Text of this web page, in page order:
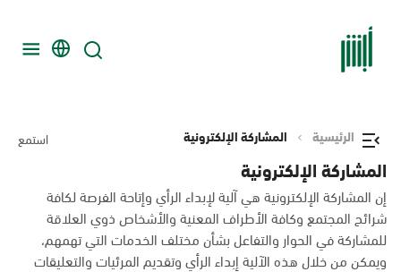
الرئيسية المشاركة الإلكترونية استمع
المشاركة الإلكترونية
إن المشاركة الإلكترونية هي آلية لإبداء الرأي وإتاحة الفرصة لكافة
شرائح المجتمع وكافة الأطراف المعنية والأشخاص ذوي العلاقة
للمشاركة في الحوار والتفاعل بشأن مختلف الخدمات التي تهمهم،
ويمكن من خلال هذه الآلية إبداء الرأي وتقديم المرئيات والتعليقات